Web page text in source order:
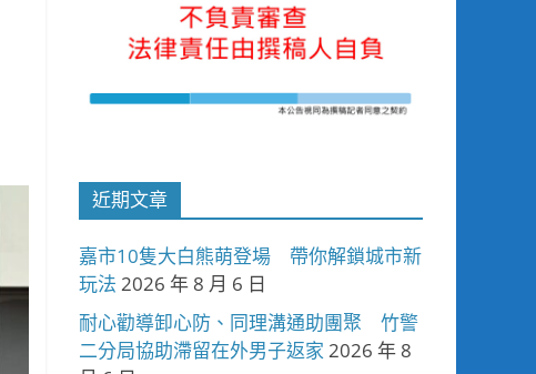
近期文章
嘉市10隻大白熊萌登場 帶你解鎖城市新
玩法 2026 年 8 月 6 日
耐心勸導卸心防、同理溝通助團聚 竹警
二分局協助滯留在外男子返家 2026 年 8